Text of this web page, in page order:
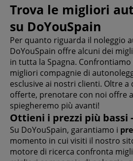
Trova le migliori
su DoYouSpain
Per quanto riguarda il noleggio
DoYouSpain offre alcuni dei
in tutta la Spagna.
migliori compagnie di
esclusive ai nostri clienti. Oltre a
offerte, prenotare con noi offre
spiegheremo più avanti!
Ottieni i prezzi più bassi
Su DoYouSpain, garantiamo i
momento in cui visiti il nostro
motore di ricerca confronta